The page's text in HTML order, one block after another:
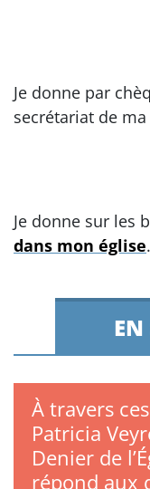
Je donne par
secrétariat de
Je donne sur les
dans mon église.
EN
À travers
Patricia
Denier de
répond aux